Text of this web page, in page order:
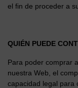
el fin de proceder a
QUIÉN PUEDE
Para poder comprar
nuestra Web, el
capacidad legal para